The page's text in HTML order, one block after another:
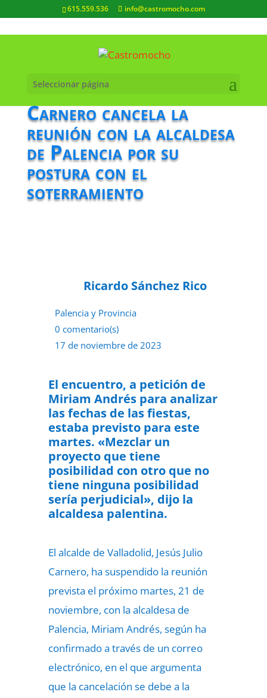
615.559.536 info@castromocho.com
Seleccionar página
Carnero cancela la
reunión con la alcaldesa
de Palencia por su
postura con el
soterramiento
Ricardo Sánchez Rico
Palencia y Provincia
0 comentario(s)
17 de noviembre de 2023
El encuentro, a petición de
Miriam Andrés para analizar
las fechas de las fiestas,
estaba previsto para este
martes. «Mezclar un
proyecto que tiene
posibilidad con otro que no
tiene ninguna posibilidad
sería perjudicial», dijo la
alcaldesa palentina.
El alcalde de Valladolid, Jesús Julio
Carnero, ha suspendido la reunión
prevista el próximo martes, 21 de
noviembre, con la alcaldesa de
Palencia, Miriam Andrés, según ha
confirmado a través de un correo
electrónico, en el que argumenta
que la cancelación se debe a la